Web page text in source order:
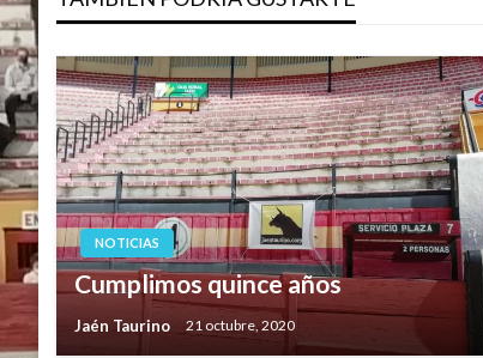
entradas
NOTICIAS
Cumplimos quince años
Jaén Taurino 21 octubre, 2020